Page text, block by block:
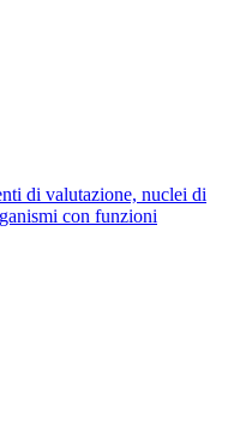
di valutazione, nuclei di
con funzioni